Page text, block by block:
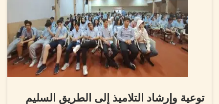
توعية وإرشاد التلاميذ إلى الطريق السليم